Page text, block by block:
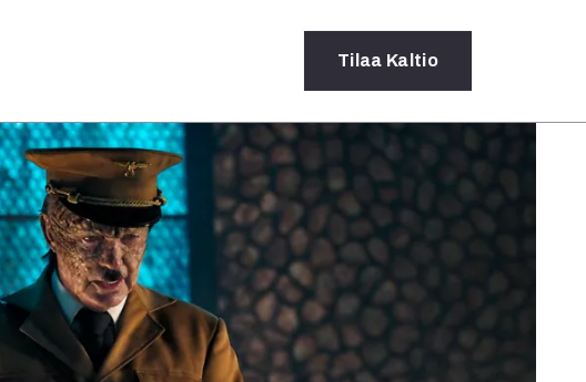
Info
Tilaus ja
irtonumerot
Yhteistyössä
Toimitus
Mediatiedot
Kaltio ry
Tilaa Kaltio